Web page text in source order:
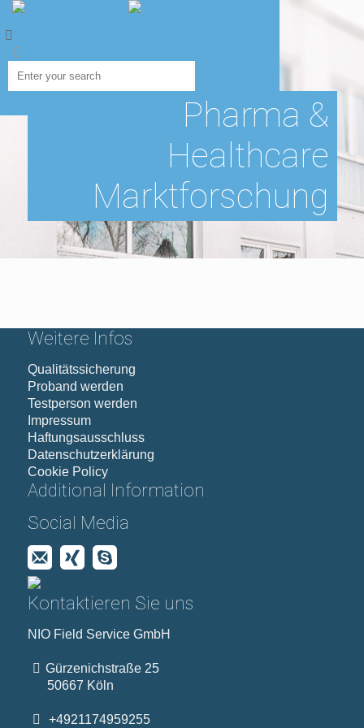
Pharma &
Healthcare
Marktforschung
Weitere Infos
Qualitätssicherung
Proband werden
Testperson werden
Impressum
Haftungsausschluss
Datenschutzerklärung
Cookie Policy
Additional Information
Social Media
Kontaktieren Sie uns
NIO Field Service GmbH
Gürzenichstraße 25
50667 Köln
+4921174959255